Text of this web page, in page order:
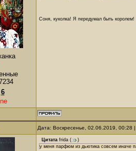
6
Соня, куколка! Я передумал быть
Дата: Воскресенье, 02.06.2019,
Цитата frida (
)
у меня парфюм из дьютика совсем иначе